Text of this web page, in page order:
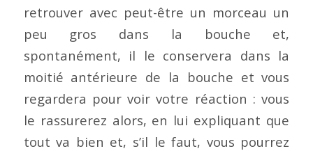
retrouver avec peut-être un morceau un
peu gros dans la bouche et,
spontanément, il le conservera dans la
moitié antérieure de la bouche et vous
regardera pour voir votre réaction : vous
le rassurerez alors, en lui expliquant que
tout va bien et, s’il le faut, vous pourrez